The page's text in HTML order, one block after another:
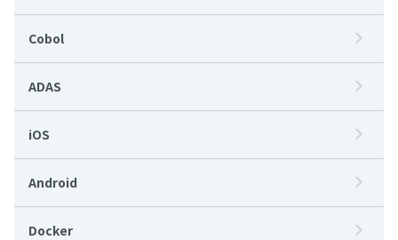
Cobol
ADAS
iOS
Android
Docker